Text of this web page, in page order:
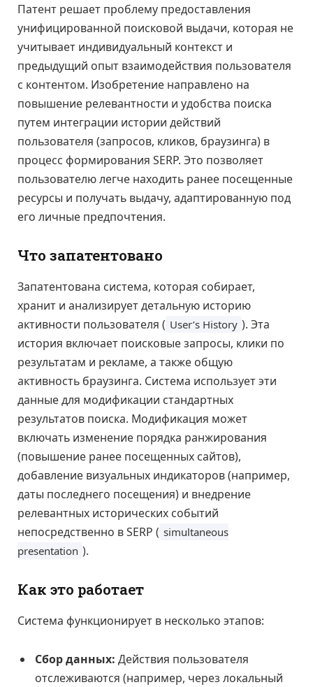
Патент решает проблему предоставления
унифицированной поисковой выдачи, которая не
учитывает индивидуальный контекст и
предыдущий опыт взаимодействия пользователя
с контентом. Изобретение направлено на
повышение релевантности и удобства поиска
путем интеграции истории действий
пользователя (запросов, кликов, браузинга) в
процесс формирования SERP. Это позволяет
пользователю легче находить ранее посещенные
ресурсы и получать выдачу, адаптированную под
его личные предпочтения.
Что запатентовано
Запатентована система, которая собирает,
хранит и анализирует детальную историю
активности пользователя ( User’s History ). Эта
история включает поисковые запросы, клики по
результатам и рекламе, а также общую
активность браузинга. Система использует эти
данные для модификации стандартных
результатов поиска. Модификация может
включать изменение порядка ранжирования
(повышение ранее посещенных сайтов),
добавление визуальных индикаторов (например,
даты последнего посещения) и внедрение
релевантных исторических событий
непосредственно в SERP ( simultaneous
presentation ).
Как это работает
Система функционирует в несколько этапов:
Сбор данных: Действия пользователя
отслеживаются (например, через локальный